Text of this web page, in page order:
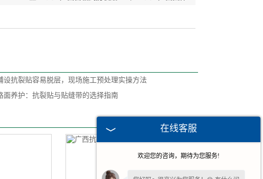
设抗裂贴容易脱层，现场施工预处理实操方法
面养护：抗裂贴与贴缝带的选择指南
在线客服
欢迎您的咨询，期待为您服务!